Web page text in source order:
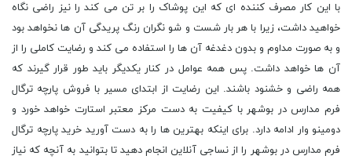
با این کار مصرف کننده ای که این پوشاک را بر تن می کند را نیز راضی نگاه
خواهید داشت، زیرا با هر بار شست و شو نگران رنگ پریدگی آن ها نخواهد بود
و به صورت مداوم و بدون دغدغه آن ها را استفاده می کند و رضایت کاملی را از
آن ها خواهد داشت. پس همه عوامل در کنار یکدیگر باید طور قرار گیرند که
همه راضی و خشنود باشند. این رضایت از ابتدای مسیر با فروش پارچه ترگال
فرم مدارس در بوشهر با کیفیت به دست مرکز معتبر استارت خواهد خورد و
دومینو وار ادامه دارد. برای اینکه بهترین ها را به دست آورید خرید پارچه ترگال
فرم مدارس در بوشهر را از نساجی آنلاین انجام دهید تا بتوانید به آنچه که نیاز